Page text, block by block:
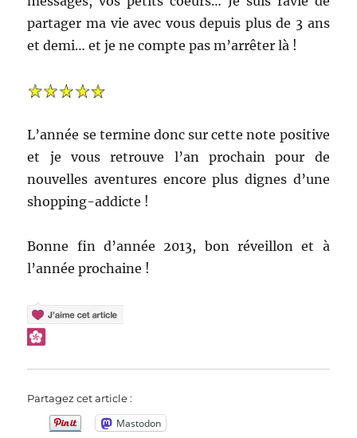
partager ma vie avec vous depuis plus de 3 ans
et demi… et je ne compte pas m’arrêter là !
L’année se termine donc sur cette note positive
et je vous retrouve l’an prochain pour de
nouvelles aventures encore plus dignes d’une
shopping-addicte !
Bonne fin d’année 2013, bon réveillon et à
l’année prochaine !
Partagez cet article :
Mastodon